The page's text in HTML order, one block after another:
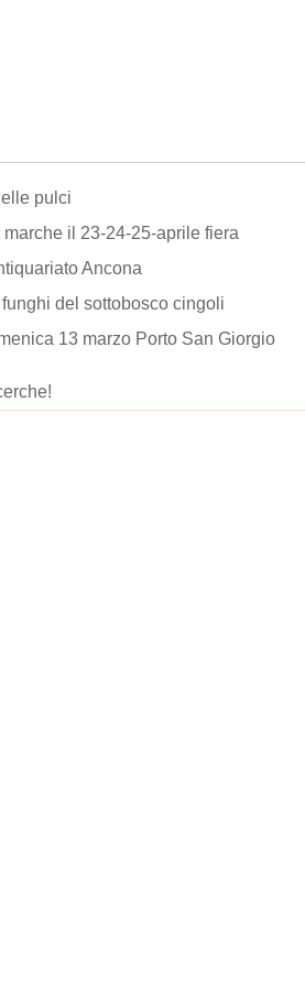
pulci
il 23-24-25-aprile fiera
Ancona
del sottobosco cingoli
13 marzo Porto San Giorgio